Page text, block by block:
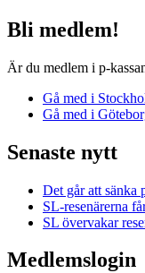
Bli medlem!
Är du medlem i p-
Gå med i
Gå med i
Senaste nytt
Det går att sänka
SL-resenärerna
SL övervakar
Medlemslogin